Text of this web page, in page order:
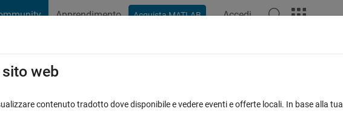
Apprendimento Acquista MATLAB Accedi
Naviga
web
contenuto tradotto dove disponibile e vedere eventi e offerte locali. In base alla